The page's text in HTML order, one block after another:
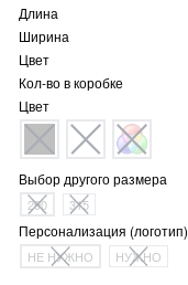
Длина
Ширина
Цвет
Кол-во в коробке
Цвет
Выбор другого размера
290 315
Персонализация (логотип)
НЕ НУЖНО НУЖНО